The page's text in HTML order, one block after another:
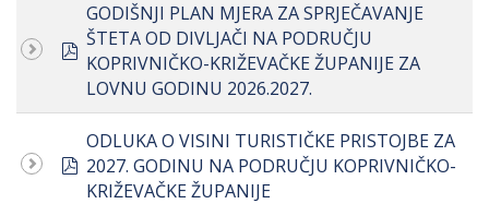
pdf
GODIŠNJI PLAN MJERA ZA SPRJEČAVANJE
ŠTETA OD DIVLJAČI NA PODRUČJU
KOPRIVNIČKO-KRIŽEVAČKE ŽUPANIJE ZA
LOVNU GODINU 2026.2027.
pdf
ODLUKA O VISINI TURISTIČKE PRISTOJBE ZA
2027. GODINU NA PODRUČJU KOPRIVNIČKO-
KRIŽEVAČKE ŽUPANIJE